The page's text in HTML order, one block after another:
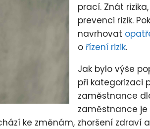
prací. Znát
prevenci rizik.
navrhovat
o řízení rizik.
Jak bylo výše
při kategorizaci
zaměstnance
zaměstnance
ke změnám, zhoršení zdraví